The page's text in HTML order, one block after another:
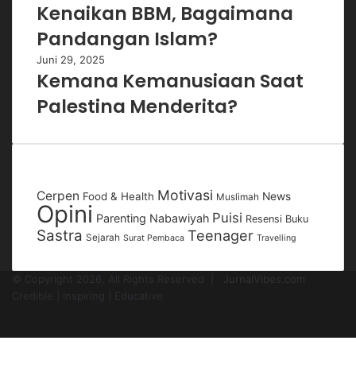
Kenaikan BBM, Bagaimana
Pandangan Islam?
Juni 29, 2025
Kemana Kemanusiaan Saat
Palestina Menderita?
Cerpen Food & Health Motivasi Muslimah News
Opini Parenting Nabawiyah Puisi Resensi Buku
Sastra Sejarah Surat Pembaca Teenager Travelling
© Copyright 2026, All Rights Reserved |
JurnalVibes.com
Credible | Inspiring | Educative